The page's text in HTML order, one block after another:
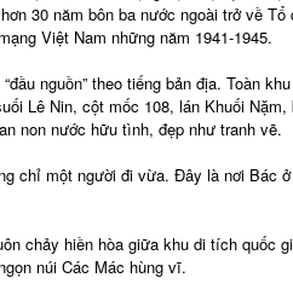
30 năm bôn ba nước ngoài trở về
Việt Nam những năm 1941-1945.
nguồn” theo tiếng bản địa. Toàn
Lê Nin, cột mốc 108, lán Khuối
non nước hữu tình, đẹp như tranh vẽ.
chỉ một người đi vừa. Đây là nơi Bác
chảy hiền hòa giữa khu di tích quốc
núi Các Mác hùng vĩ.